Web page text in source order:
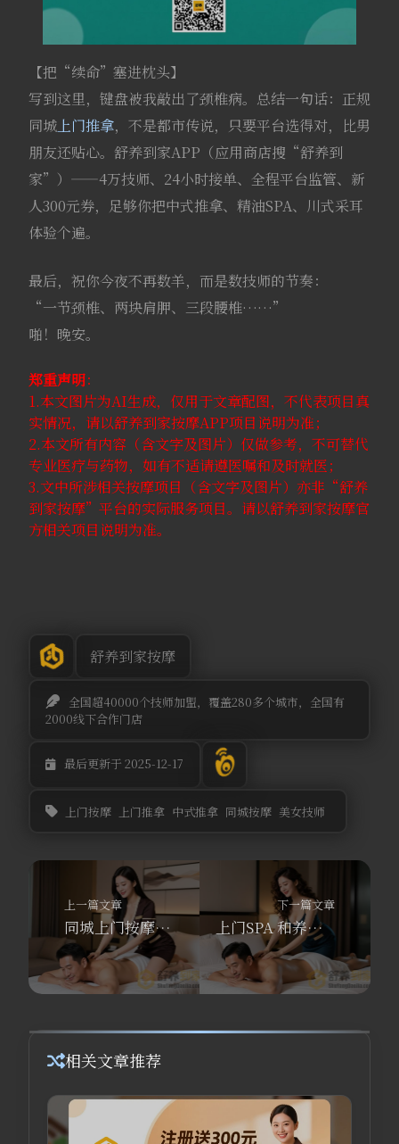
【把“续命”塞进枕头】
写到这里，键盘被我敲出了颈椎病。总结一句话：正规
同城上门推拿，不是都市传说，只要平台选得对，比男
朋友还贴心。舒养到家APP（应用商店搜“舒养到
家”）——4万技师、24小时接单、全程平台监管、新
人300元券，足够你把中式推拿、精油SPA、川式采耳
体验个遍。
最后，祝你今夜不再数羊，而是数技师的节奏：
“一节颈椎、两块肩胛、三段腰椎……”
啪！晚安。
郑重声明：
1.本文图片为AI生成，仅用于文章配图，不代表项目真
实情况，请以舒养到家按摩APP项目说明为准；
2.本文所有内容（含文字及图片）仅做参考，不可替代
专业医疗与药物，如有不适请遵医嘱和及时就医；
3.文中所涉相关按摩项目（含文字及图片）亦非“舒养
到家按摩”平台的实际服务项目。请以舒养到家按摩官
方相关项目说明为准。
舒养到家按摩
全国超40000个技师加盟，覆盖280多个城市，全国有
2000线下合作门店
最后更新于 2025-12-17
上门按摩 上门推拿 中式推拿 同城按摩 美女技师
上一篇文章
同城上门按摩，真的靠谱吗？舒养到家按摩说出3个真相
下一篇文章
上门SPA 和养生按摩的手法区别，90% 的人都选错了养生方式
相关文章推荐